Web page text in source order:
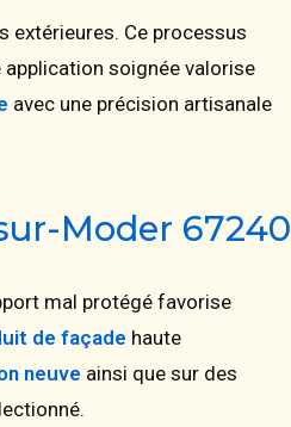
extérieures. Ce processus
soignée valorise
avec une précision artisanale
Moder 67240
mal protégé favorise
de façade haute
neuve ainsi que sur des